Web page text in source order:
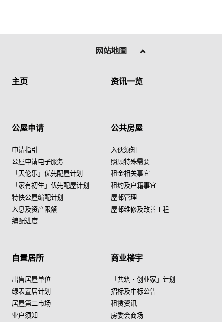
网站地圖
主页 资讯一览
公屋申请
申请指引
公屋申请电子服务
「天伦乐」优先配屋计划
「家有初生」优先配屋计划
特快公屋编配计划
入息及资产限额
编配进度
公共房屋
入伙须知
照顾特殊需要
租金相关事宜
租约及户籍事宜
屋邨管理
屋邨维修及改善工程
自置居所
出售居屋单位
绿表置居计划
居屋第二市场
业户须知
商业楼宇
「共筑・创业家」计划
招标及中标公告
租赁资讯
房委会商场